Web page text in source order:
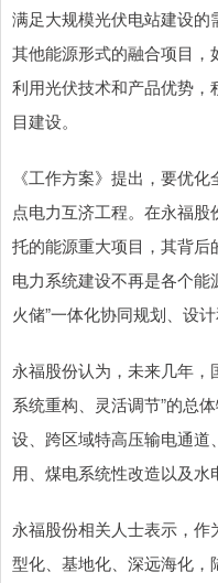
满足大规模光伏电站建设
其他能源形式的融合项目
利用光伏技术和产品优势
目建设。
《工作方案》提出，要优
点电力互济工程。在永福
托的能源重大项目，其背
电力系统建设不再是各个能
火储”一体化协同规划、设计
永福股份认为，未来几年，
系统重构、灵活调节”的总
设、跨区域特高压输电通
用、煤电系统性改造以及水
永福股份相关人士表示，
型化、基地化、深远海化，